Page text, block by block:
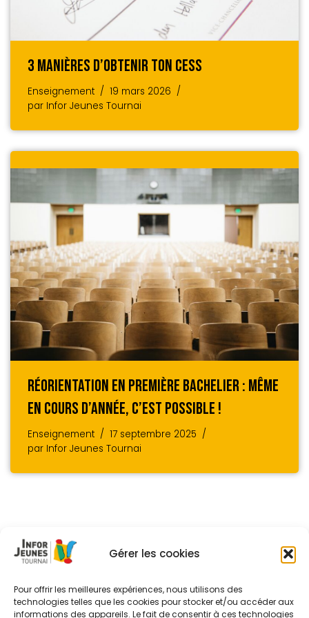
Gérer les cookies
Pour offrir les meilleures expériences, nous utilisons des
technologies telles que les cookies pour stocker et/ou accéder aux
informations des appareils. Le fait de consentir à ces technologies
3 Manières D’obtenir Ton CESS
Enseignement
19 mars 2026
par Infor Jeunes Tournai
Réorientation En Première Bachelier : Même
En Cours D’année, C’est Possible !
Enseignement
17 septembre 2025
par Infor Jeunes Tournai